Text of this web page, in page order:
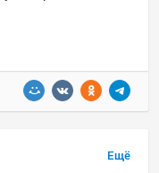
Ещё